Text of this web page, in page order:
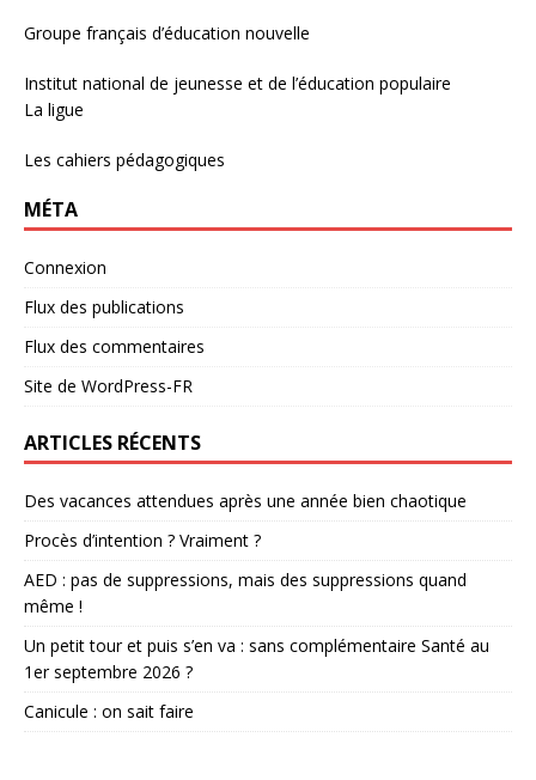
Groupe français d’éducation nouvelle
Institut national de jeunesse et de l’éducation populaire
La ligue
Les cahiers pédagogiques
MÉTA
Connexion
Flux des publications
Flux des commentaires
Site de WordPress-FR
ARTICLES RÉCENTS
Des vacances attendues après une année bien chaotique
Procès d’intention ? Vraiment ?
AED : pas de suppressions, mais des suppressions quand
même !
Un petit tour et puis s’en va : sans complémentaire Santé au
1er septembre 2026 ?
Canicule : on sait faire